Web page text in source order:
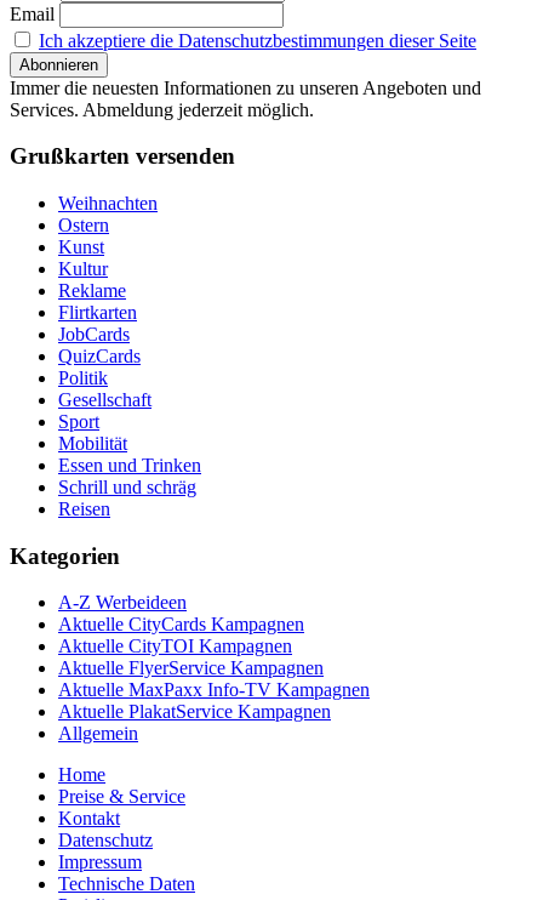
Email
Ich akzeptiere die Datenschutzbestimmungen dieser Seite
Immer die neuesten Informationen zu unseren Angeboten und
Services. Abmeldung jederzeit möglich.
Grußkarten versenden
Weihnachten
Ostern
Kunst
Kultur
Reklame
Flirtkarten
JobCards
QuizCards
Politik
Gesellschaft
Sport
Mobilität
Essen und Trinken
Schrill und schräg
Reisen
Kategorien
A-Z Werbeideen
Aktuelle CityCards Kampagnen
Aktuelle CityTOI Kampagnen
Aktuelle FlyerService Kampagnen
Aktuelle MaxPaxx Info-TV Kampagnen
Aktuelle PlakatService Kampagnen
Allgemein
Home
Preise & Service
Kontakt
Datenschutz
Impressum
Technische Daten